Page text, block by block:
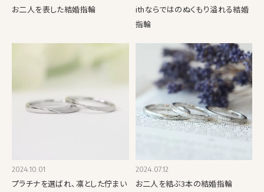
お二人を表した結婚指輪
ithならではのぬくもり溢れる結婚
指輪
2024.10.01
プラチナを選ばれ、凛とした佇まい
2024.07.12
お二人を結ぶ3本の結婚指輪